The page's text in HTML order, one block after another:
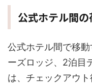
公式ホテル間
公式ホテル間で移
ーズロッジ、2泊目
は、チェックアウ